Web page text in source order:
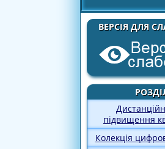
ВЕРСІЯ ДЛЯ
підвищення
Колекція